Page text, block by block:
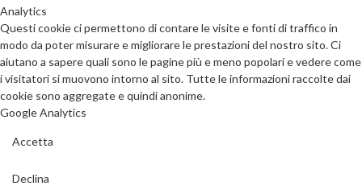
Analytics
Questi cookie ci permettono di contare le visite e fonti di traffico in
modo da poter misurare e migliorare le prestazioni del nostro sito. Ci
aiutano a sapere quali sono le pagine più e meno popolari e vedere come
i visitatori si muovono intorno al sito. Tutte le informazioni raccolte dai
cookie sono aggregate e quindi anonime.
Google Analytics
Accetta
Declina